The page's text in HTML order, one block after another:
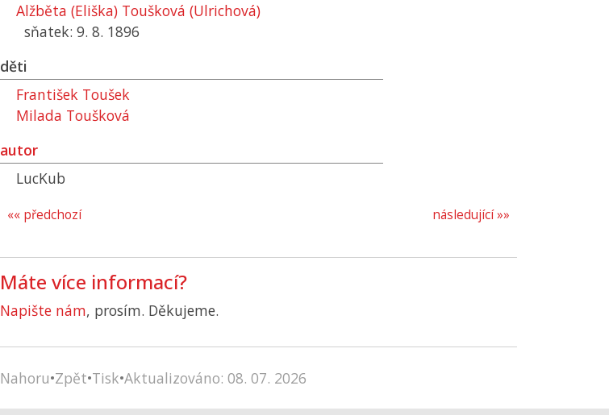
Alžběta (Eliška) Toušková (Ulrichová)
sňatek: 9. 8. 1896
děti
František Toušek
Milada Toušková
autor
LucKub
následující »»
«« předchozí
Máte více informací?
Napište nám, prosím. Děkujeme.
Nahoru•Zpět•Tisk•Aktualizováno: 08. 07. 2026